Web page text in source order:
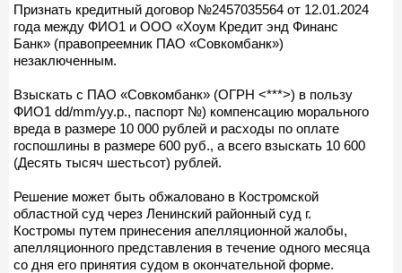
Признать кредитный договор №2457035564 от 12.01.2024
года между ФИО1 и ООО «Хоум Кредит энд Финанс
Банк» (правопреемник ПАО «Совкомбанк»)
незаключенным.
Взыскать с ПАО «Совкомбанк» (ОГРН <***>) в пользу
ФИО1 dd/mm/yy.р., паспорт №) компенсацию морального
вреда в размере 10 000 рублей и расходы по оплате
госпошлины в размере 600 руб., а всего взыскать 10 600
(Десять тысяч шестьсот) рублей.
Решение может быть обжаловано в Костромской
областной суд через Ленинский районный суд г.
Костромы путем принесения апелляционной жалобы,
апелляционного представления в течение одного месяца
со дня его принятия судом в окончательной форме.